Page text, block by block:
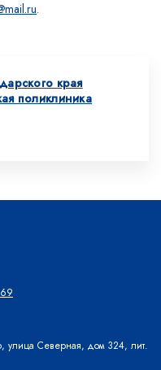
.
края
поликлиника
улица Северная, дом 324, лит.